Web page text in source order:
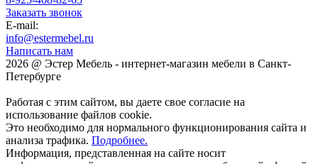
Заказать звонок
E-mail:
info@estermebel.ru
Написать нам
2026 @ Эстер Мебель - интернет-магазин мебели в Санкт-
Петербурге
Работая с этим сайтом, вы даете свое согласие на
использование файлов cookie.
Это необходимо для нормального функционирования сайта и
анализа трафика. Подробнее.
Информация, представленная на сайте носит